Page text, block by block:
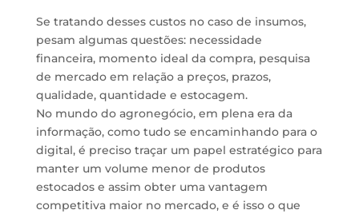
Se tratando desses custos no caso de insumos,
pesam algumas questões: necessidade
financeira, momento ideal da compra, pesquisa
de mercado em relação a preços, prazos,
qualidade, quantidade e estocagem.
No mundo do agronegócio, em plena era da
informação, como tudo se encaminhando para o
digital, é preciso traçar um papel estratégico para
manter um volume menor de produtos
estocados e assim obter uma vantagem
competitiva maior no mercado, e é isso o que